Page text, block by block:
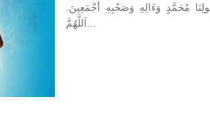
مُحَمَّدٍ وَءَالِهِ وَصَحْبِهِ أَجْمَعِينَ.
اَللَّهُمَّ...